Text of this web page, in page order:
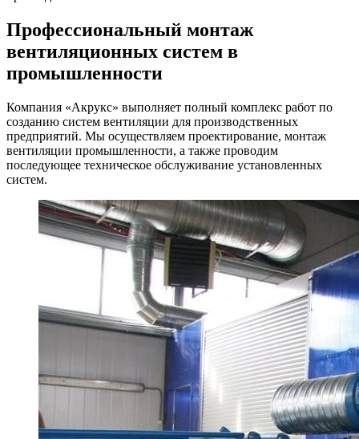
Профессиональный монтаж
вентиляционных систем в
промышленности
Компания «Акрукс» выполняет полный комплекс работ по
созданию систем вентиляции для производственных
предприятий. Мы осуществляем проектирование, монтаж
вентиляции промышленности, а также проводим
последующее техническое обслуживание установленных
систем.